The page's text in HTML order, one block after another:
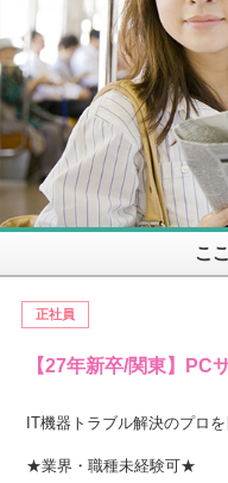
こ
正社員
【27年新卒/関東】PC
IT機器トラブル解決のプロ
★業界・職種未経験可★